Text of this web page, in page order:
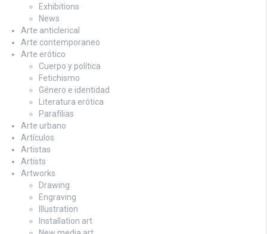
Exhibitions
News
Arte anticlerical
Arte contemporaneo
Arte erótico
Cuerpo y política
Fetichismo
Género e identidad
Literatura erótica
Parafilias
Arte urbano
Artículos
Artistas
Artists
Artworks
Drawing
Engraving
Illustration
Installation art